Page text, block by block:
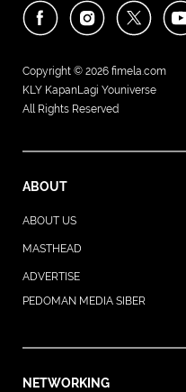
Copyright © 2026 fimela.com
KLY KapanLagi Youniverse
All Rights Reserved
ABOUT
ABOUT US
MASTHEAD
ADVERTISE
PEDOMAN MEDIA SIBER
NETWORKING